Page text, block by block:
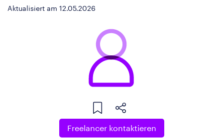
Aktualisiert am 12.05.2026
Freelancer kontaktieren